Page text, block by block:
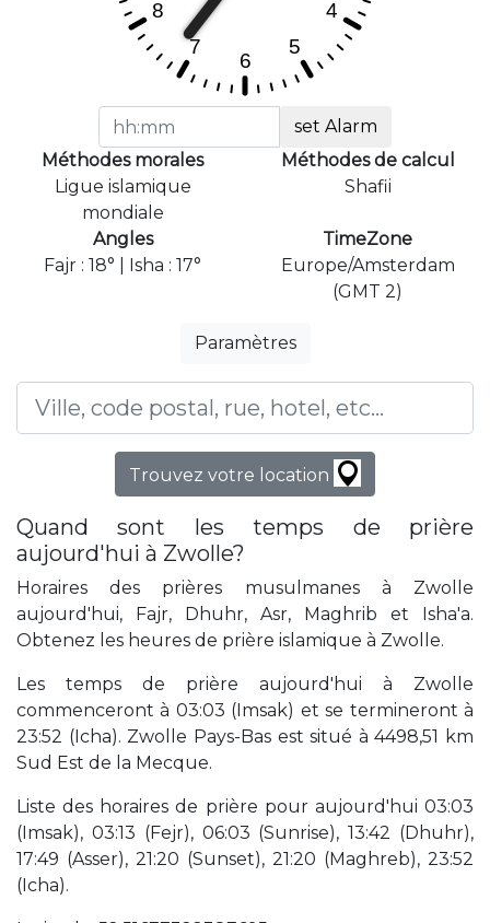
set Alarm
Méthodes morales
Ligue islamique
mondiale
Méthodes de calcul
Shafii
Angles
Fajr : 18° | Isha : 17°
TimeZone
Europe/Amsterdam
(GMT 2)
Paramètres
Trouvez votre location
Quand sont les temps de prière
aujourd'hui à Zwolle?
Horaires des prières musulmanes à Zwolle
aujourd'hui, Fajr, Dhuhr, Asr, Maghrib et Isha'a.
Obtenez les heures de prière islamique à Zwolle.
Les temps de prière aujourd'hui à Zwolle
commenceront à 03:03 (Imsak) et se termineront à
23:52 (Icha). Zwolle Pays-Bas est situé à 4498,51 km
Sud Est de la Mecque.
Liste des horaires de prière pour aujourd'hui 03:03
(Imsak), 03:13 (Fejr), 06:03 (Sunrise), 13:42 (Dhuhr),
17:49 (Asser), 21:20 (Sunset), 21:20 (Maghreb), 23:52
(Icha).